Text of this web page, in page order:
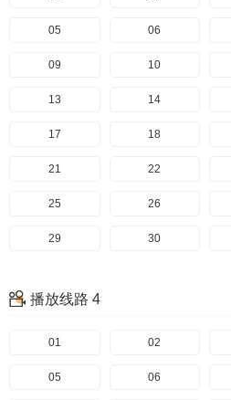
85 86
89 90
93 94
97 98
101 102
105 106
109 110
117
121 122
125 126
45 46
49 50
53 54
57 58
61 62
65 66
69 70
77
81 82
85 86
05 06
09 10
13 14
17 18
21 22
25 26
29 30
37
41 42
45 46
播放线路 4
01 02
05 06